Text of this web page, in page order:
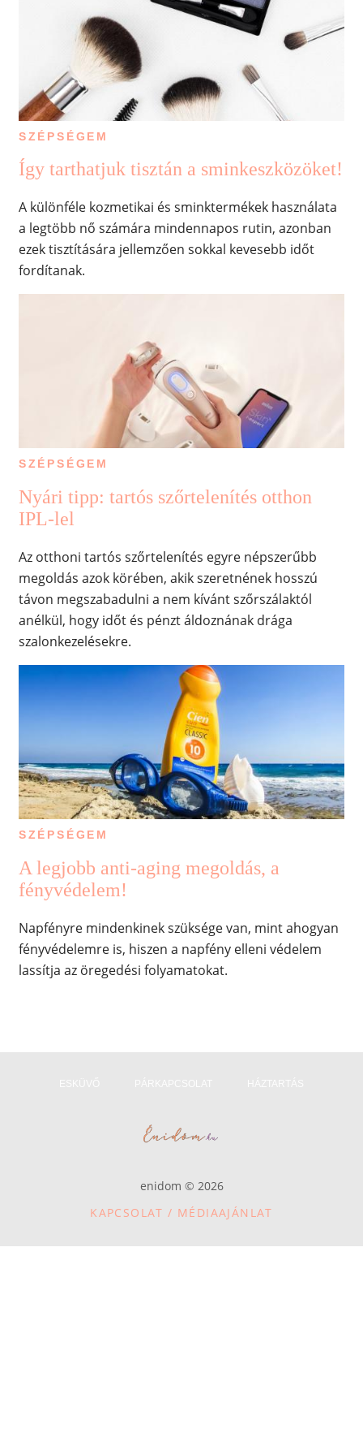
SZÉPSÉGEM
Így tarthatjuk tisztán a sminkeszközöket!
A különféle kozmetikai és sminktermékek használata
a legtöbb nő számára mindennapos rutin, azonban
ezek tisztítására jellemzően sokkal kevesebb időt
fordítanak.
SZÉPSÉGEM
Nyári tipp: tartós szőrtelenítés otthon
IPL-lel
Az otthoni tartós szőrtelenítés egyre népszerűbb
megoldás azok körében, akik szeretnének hosszú
távon megszabadulni a nem kívánt szőrszálaktól
anélkül, hogy időt és pénzt áldoznának drága
szalonkezelésekre.
SZÉPSÉGEM
A legjobb anti-aging megoldás, a
fényvédelem!
Napfényre mindenkinek szüksége van, mint ahogyan
fényvédelemre is, hiszen a napfény elleni védelem
lassítja az öregedési folyamatokat.
enidom © 2026
KAPCSOLAT / MÉDIAAJÁNLAT